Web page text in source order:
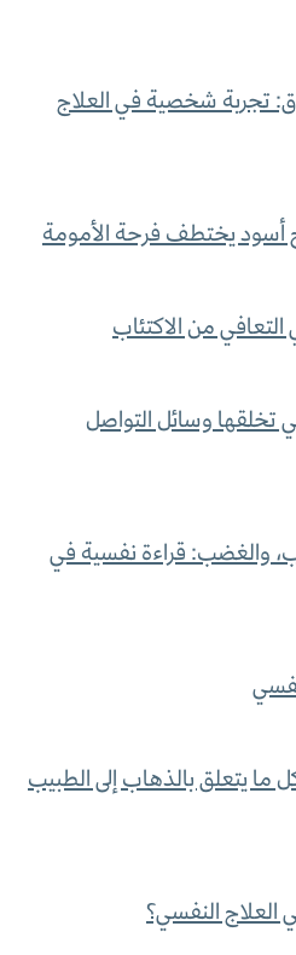
تجربة شخصية في العلاج
أسود يختطف فرحة الأمومة
التعافي من الاكتئاب
تخلقها وسائل التواصل
والغضب: قراءة نفسية في
يتعلق بالذهاب إلى الطبيب
النفسي؟